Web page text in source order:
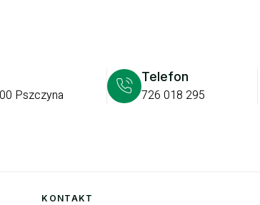
Pszczyna
Telefon
726 018 295
KONTAKT